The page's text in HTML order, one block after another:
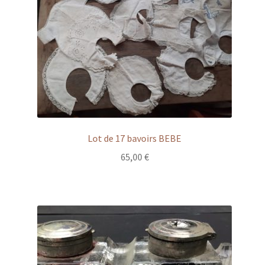
Lot de 17 bavoirs BEBE
65,00 €